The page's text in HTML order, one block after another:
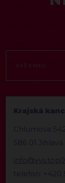
Krajská
Chlumova
586 01 Jihlava
telefon: +420